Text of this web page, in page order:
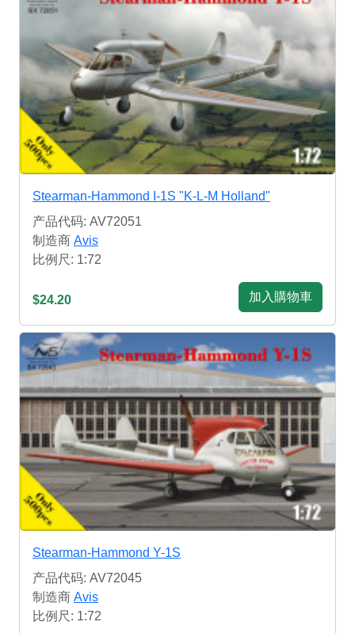
Stearman-Hammond I-1S "K-L-M Holland"
产品代码: AV72051
制造商 Avis
比例尺: 1:72
$24.20 加入購物車
Stearman-Hammond Y-1S
产品代码: AV72045
制造商 Avis
比例尺: 1:72